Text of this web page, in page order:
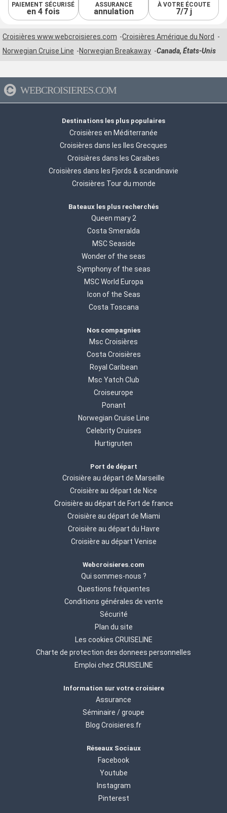
PAIEMENT SÉCURISÉ
en 4 fois
ASSURANCE
annulation
À VOTRE ÉCOUTE
7/7 j
Croisières www.webcroisieres.com
Croisières Amérique du Nord
Norwegian Cruise Line
Norwegian Breakaway Canada, États-Unis
WEBCROISIERES.COM
Destinations les plus populaires
Croisières en Méditerranée
Croisières dans les Iles Grecques
Croisières dans les Caraibes
Croisières dans les Fjords & scandinavie
Croisières Tour du monde
Bateaux les plus recherchés
Queen mary 2
Costa Smeralda
MSC Seaside
Wonder of the seas
Symphony of the seas
MSC World Europa
Icon of the Seas
Costa Toscana
Nos compagnies
Msc Croisières
Costa Croisières
Royal Caribean
Msc Yatch Club
Croiseurope
Ponant
Norwegian Cruise Line
Celebrity Cruises
Hurtigruten
Port de départ
Croisière au départ de Marseille
Croisière au départ de Nice
Croisière au départ de Fort de france
Croisière au départ de Miami
Croisière au départ du Havre
Croisière au départ Venise
Webcroisieres.com
Qui sommes-nous ?
Questions fréquentes
Conditions générales de vente
Sécurité
Plan du site
Les cookies CRUISELINE
Charte de protection des donnees personnelles
Emploi chez CRUISELINE
Information sur votre croisiere
Assurance
Séminaire / groupe
Blog Croisieres.fr
Réseaux Sociaux
Facebook
Youtube
Instagram
Pinterest